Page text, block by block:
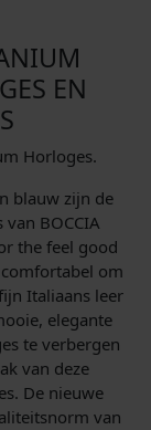
EN
Horloges.
blauw zijn de
BOCCIA
the feel good
om
Italiaans leer
elegante
te verbergen
van deze
De nieuwe
van